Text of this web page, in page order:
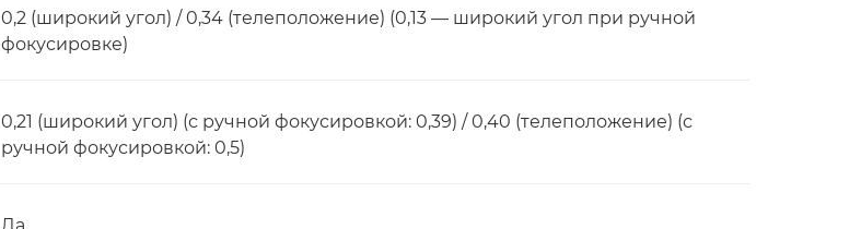
0,2 (широкий угол) / 0,34 (телеположение) (0,13 — широкий угол при ручной
фокусировке)
0,21 (широкий угол) (с ручной фокусировкой: 0,39) / 0,40 (телеположение) (с
ручной фокусировкой: 0,5)